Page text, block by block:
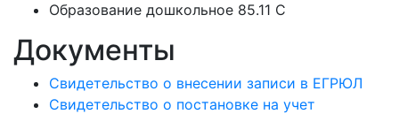
Образование дошкольное 85.11 C
Документы
Свидетельство о внесении записи в ЕГРЮЛ
Свидетельство о постановке на учет